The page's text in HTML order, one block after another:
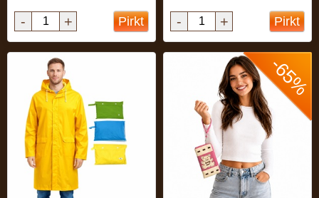
- + Pirkt - + Pirkt
-65%